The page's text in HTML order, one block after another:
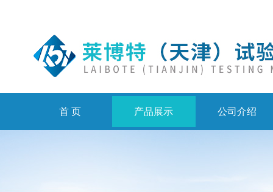
首 页 产品展示 公司介绍